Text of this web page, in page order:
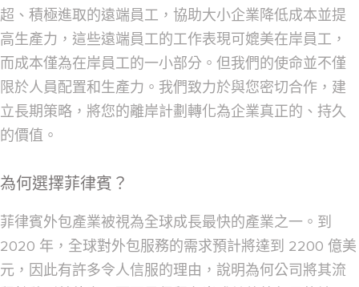
超、積極進取的遠端員工，協助大小企業降低成本並提
高生產力，這些遠端員工的工作表現可媲美在岸員工，
而成本僅為在岸員工的一小部分。但我們的使命並不僅
限於人員配置和生產力。我們致力於與您密切合作，建
立長期策略，將您的離岸計劃轉化為企業真正的、持久
的價值。
為何選擇菲律賓？
菲律賓外包產業被視為全球成長最快的產業之一。到
2020 年，全球對外包服務的需求預計將達到 2200 億美
元，因此有許多令人信服的理由，說明為何公司將其流